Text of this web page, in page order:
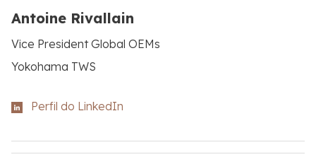
Antoine Rivallain
Vice President Global OEMs
Yokohama TWS
Perfil do LinkedIn